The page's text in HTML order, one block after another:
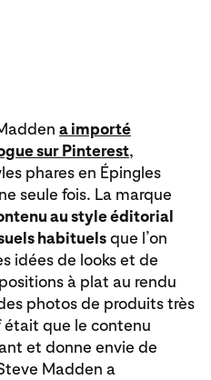
a importé
sur Pinterest,
phares en Épingles
seule fois. La marque
au style éditorial
habituelsque l’on
idées de looks et de
à plat au rendu
photos de produits très
était que le contenu
et donne envie de
Madden a